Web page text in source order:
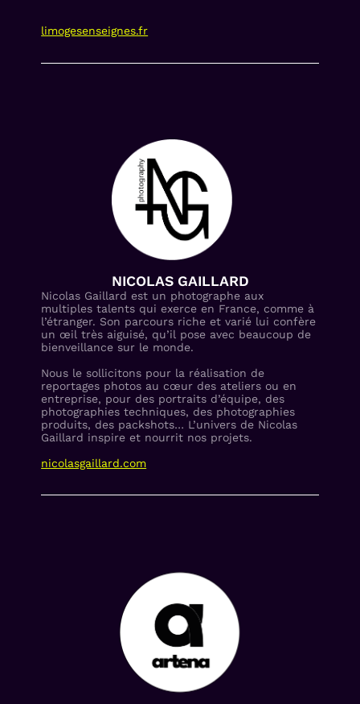
limogesenseignes.fr
NICOLAS GAILLARD
Nicolas Gaillard est un photographe aux
multiples talents qui exerce en France, comme à
l’étranger. Son parcours riche et varié lui confère
un œil très aiguisé, qu’il pose avec beaucoup de
bienveillance sur le monde.
Nous le sollicitons pour la réalisation de
reportages photos au cœur des ateliers ou en
entreprise, pour des portraits d’équipe, des
photographies techniques, des photographies
produits, des packshots… L’univers de Nicolas
Gaillard inspire et nourrit nos projets.
nicolasgaillard.com